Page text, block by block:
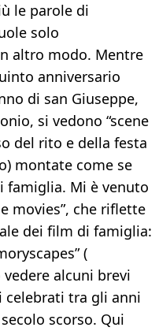
le parole di
solo
altro modo. Mentre
anniversario
di san Giuseppe,
si vedono “scene
del rito e della festa
montate come se
famiglia. Mi è venuto
movies”, che riflette
dei film di famiglia:
(
alcuni brevi
tra gli anni
scorso. Qui